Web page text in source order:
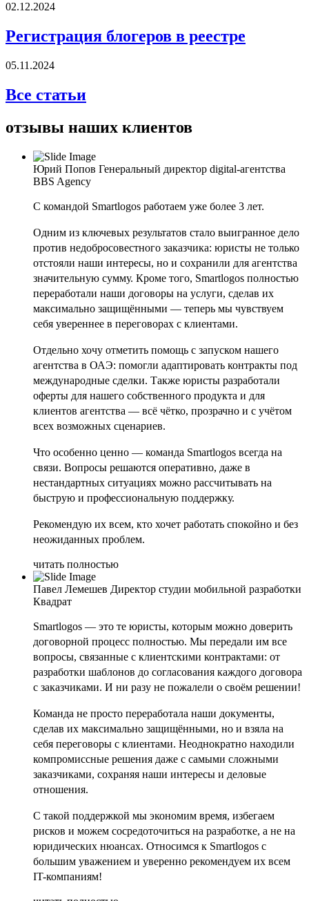
02.12.2024
Регистрация блогеров в реестре
05.11.2024
Все статьи
отзывы наших клиентов
Юрий Попов Генеральный директор digital-агентства
BBS Agency
С командой Smartlogos работаем уже более 3 лет.
Одним из ключевых результатов стало выигранное дело
против недобросовестного заказчика: юристы не только
отстояли наши интересы, но и сохранили для агентства
значительную сумму. Кроме того, Smartlogos полностью
переработали наши договоры на услуги, сделав их
максимально защищёнными — теперь мы чувствуем
себя увереннее в переговорах с клиентами.
Отдельно хочу отметить помощь с запуском нашего
агентства в ОАЭ: помогли адаптировать контракты под
международные сделки. Также юристы разработали
оферты для нашего собственного продукта и для
клиентов агентства — всё чётко, прозрачно и с учётом
всех возможных сценариев.
Что особенно ценно — команда Smartlogos всегда на
связи. Вопросы решаются оперативно, даже в
нестандартных ситуациях можно рассчитывать на
быструю и профессиональную поддержку.
Рекомендую их всем, кто хочет работать спокойно и без
неожиданных проблем.
читать полностью
Павел Лемешев Директор студии мобильной разработки
Квадрат
Smartlogos — это те юристы, которым можно доверить
договорной процесс полностью. Мы передали им все
вопросы, связанные с клиентскими контрактами: от
разработки шаблонов до согласования каждого договора
с заказчиками. И ни разу не пожалели о своём решении!
Команда не просто переработала наши документы,
сделав их максимально защищёнными, но и взяла на
себя переговоры с клиентами. Неоднократно находили
компромиссные решения даже с самыми сложными
заказчиками, сохраняя наши интересы и деловые
отношения.
С такой поддержкой мы экономим время, избегаем
рисков и можем сосредоточиться на разработке, а не на
юридических нюансах. Относимся к Smartlogos с
большим уважением и уверенно рекомендуем их всем
IT-компаниям!